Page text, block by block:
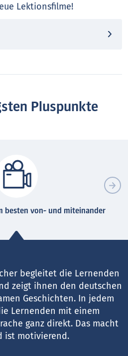
Lektionsfilme!
Pluspunkte
besten von- und miteinander
begleitet die Lernenden
zeigt ihnen den deutschen
Geschichten. In jedem
Lernenden mit einem
ganz direkt. Das macht
ist motivierend.